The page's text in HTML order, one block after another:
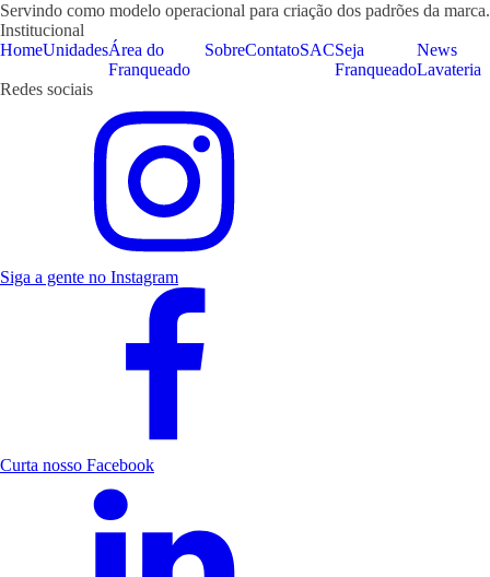
Servindo como modelo operacional para criação dos padrões da marca.
Institucional
HomeUnidadesÁrea do
Franqueado
SobreContatoSACSeja
Franqueado
News
Lavateria
Redes sociais
Siga a gente no Instagram
Curta nosso Facebook